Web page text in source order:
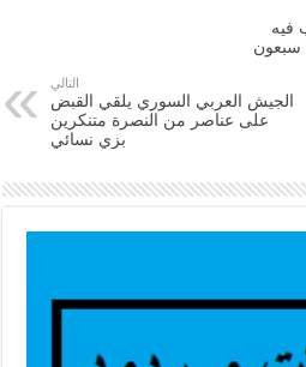
فيه
سبعون
التالي
الجيش العربي السوري يلقي القبض
على عناصر من النصرة متنكرين
بزي نسائي